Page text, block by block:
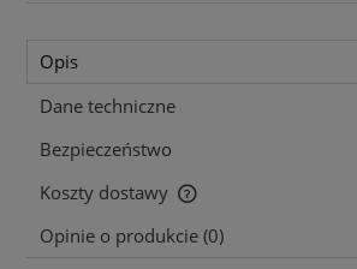
Opis
Dane techniczne
Bezpieczeństwo
Koszty dostawy
Cena nie zawiera ewentualnych kosztów
Opinie o produkcie (0)